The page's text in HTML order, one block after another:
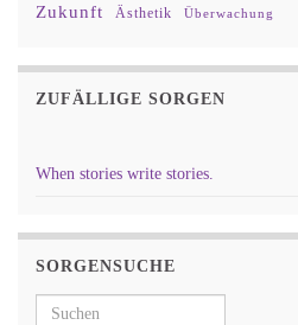
Zukunft Ästhetik Überwachung
ZUFÄLLIGE SORGEN
When stories write stories.
SORGENSUCHE
Search for: